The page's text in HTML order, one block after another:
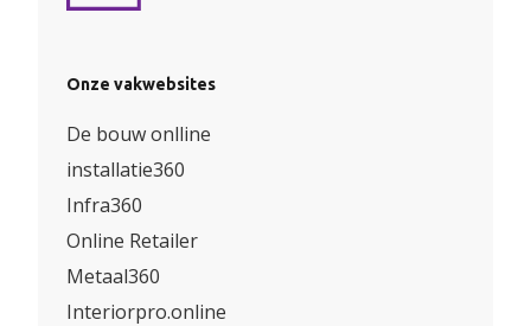
Onze vakwebsites
De bouw onlline
installatie360
Infra360
Online Retailer
Metaal360
Interiorpro.online